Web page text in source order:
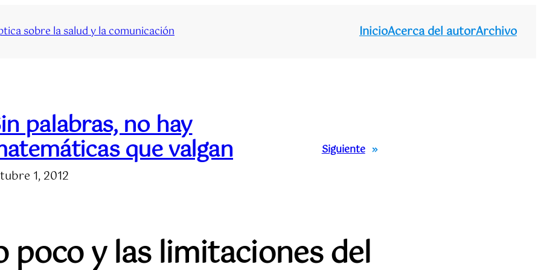
sobre la salud y la comunicación InicioAcerca del autorArchivo
palabras, no hay
que valgan
1, 2012
Siguiente »
poco y las limitaciones del